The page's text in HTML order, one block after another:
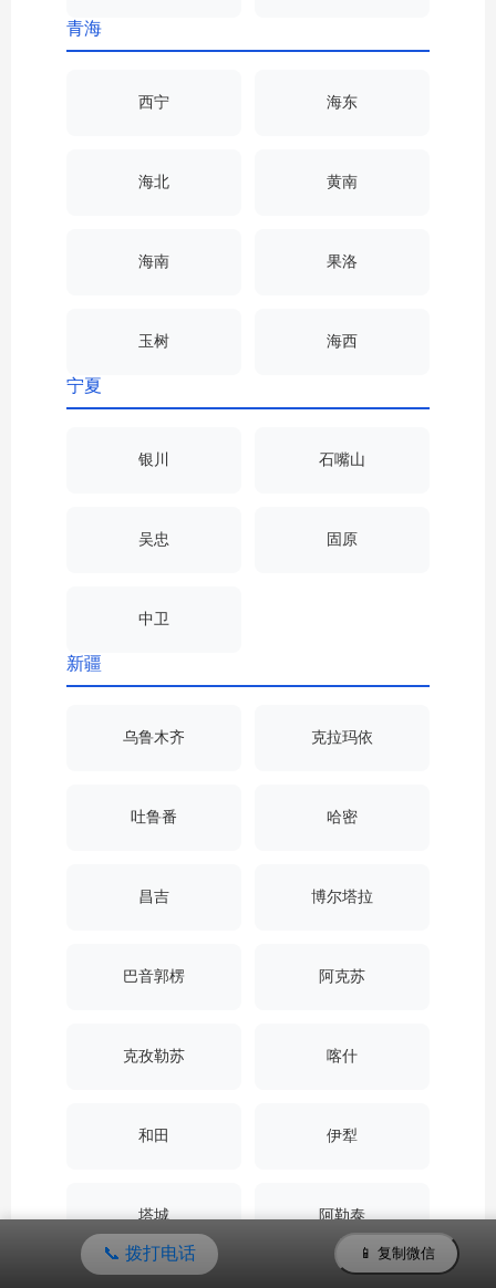
青海
西宁 海东
海北 黄南
海南 果洛
玉树 海西
宁夏
银川 石嘴山
吴忠 固原
中卫
新疆
乌鲁木齐 克拉玛依
吐鲁番 哈密
昌吉 博尔塔拉
巴音郭楞 阿克苏
克孜勒苏 喀什
和田 伊犁
塔城 阿勒泰
📞 拨打电话 📱 复制微信